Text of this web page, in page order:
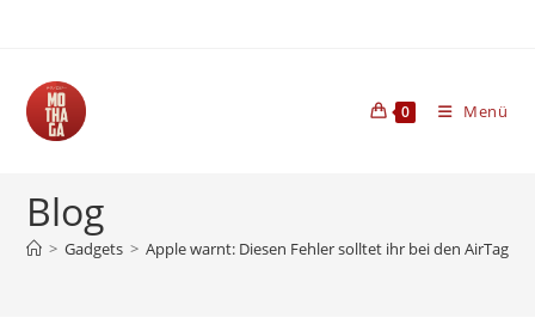
0 Menü
Blog
> Gadgets > Apple warnt: Diesen Fehler solltet ihr bei den AirTags